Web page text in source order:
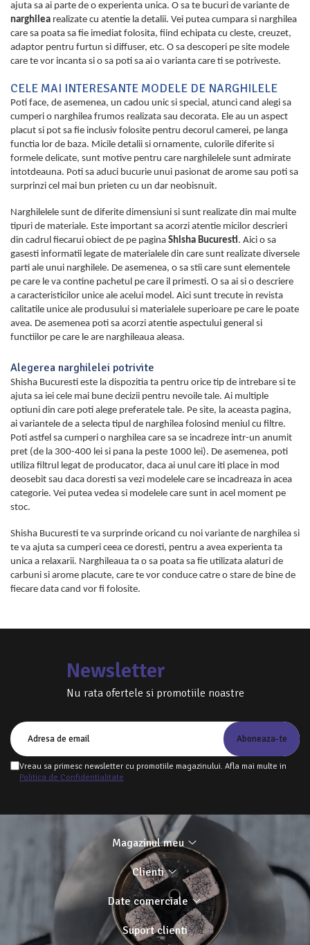
ajuta sa ai parte de o experienta unica. O sa te bucuri de variante de
narghilea realizate cu atentie la detalii. Vei putea cumpara si narghilea
care sa poata sa fie imediat folosita, fiind echipata cu cleste, creuzet,
adaptor pentru furtun si diffuser, etc. O sa descoperi pe site modele
care te vor incanta si o sa poti sa ai o varianta care ti se potriveste.
CELE MAI INTERESANTE MODELE DE NARGHILELE
Poti face, de asemenea, un cadou unic si special, atunci cand alegi sa
cumperi o narghilea frumos realizata sau decorata. Ele au un aspect
placut si pot sa fie inclusiv folosite pentru decorul camerei, pe langa
functia lor de baza. Micile detalii si ornamente, culorile diferite si
formele delicate, sunt motive pentru care narghilelele sunt admirate
intotdeauna. Poti sa aduci bucurie unui pasionat de arome sau poti sa
surprinzi cel mai bun prieten cu un dar neobisnuit.
Narghilelele sunt de diferite dimensiuni si sunt realizate din mai multe
tipuri de materiale. Este important sa acorzi atentie micilor descrieri
din cadrul fiecarui obiect de pe pagina Shisha Bucuresti. Aici o sa
gasesti informatii legate de materialele din care sunt realizate diversele
parti ale unui narghilele. De asemenea, o sa stii care sunt elementele
pe care le va contine pachetul pe care il primesti. O sa ai si o descriere
a caracteristicilor unice ale acelui model. Aici sunt trecute in revista
calitatile unice ale produsului si materialele superioare pe care le poate
avea. De asemenea poti sa acorzi atentie aspectului general si
functiilor pe care le are narghileaua aleasa.
Alegerea narghilelei potrivite
Shisha Bucuresti este la dispozitia ta pentru orice tip de intrebare si te
ajuta sa iei cele mai bune decizii pentru nevoile tale. Ai multiple
optiuni din care poti alege preferatele tale. Pe site, la aceasta pagina,
ai variantele de a selecta tipul de narghilea folosind meniul cu filtre.
Poti astfel sa cumperi o narghilea care sa se incadreze intr-un anumit
pret (de la 300-400 lei si pana la peste 1000 lei). De asemenea, poti
utiliza filtrul legat de producator, daca ai unul care iti place in mod
deosebit sau daca doresti sa vezi modelele care se incadreaza in acea
categorie. Vei putea vedea si modelele care sunt in acel moment pe
stoc.
Shisha Bucuresti te va surprinde oricand cu noi variante de narghilea si
te va ajuta sa cumperi ceea ce doresti, pentru a avea experienta ta
unica a relaxarii. Narghileaua ta o sa poata sa fie utilizata alaturi de
carbuni si arome placute, care te vor conduce catre o stare de bine de
fiecare data cand vor fi folosite.
Newsletter
Nu rata ofertele si promotiile noastre
Vreau sa primesc newsletter cu promotiile magazinului. Afla mai multe in
Politica de Confidentialitate
Magazinul meu
Clienti
Date comerciale
Suport clienti